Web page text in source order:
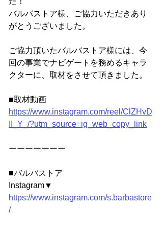
バルバストア様、ご協力いただきあり
がとうございました。
ご協力頂いたバルバストア様には、今
回の事業でナビゲートを務めるキャラ
クターに、取材をさせて頂きました。
■取材動画
https://www.instagram.com/reel/ClZHvD
II_Y_/?utm_source=ig_web_copy_link
ーーーーーーー
■バルバストア
Instagram▼
https://www.instagram.com/s.barbastore
/